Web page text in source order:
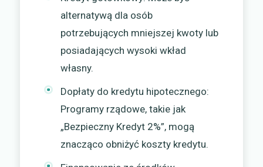
alternatywą dla osób
potrzebujących mniejszej kwoty lub
posiadających wysoki wkład
własny.
Dopłaty do kredytu hipotecznego:
Programy rządowe, takie jak
„Bezpieczny Kredyt 2%”, mogą
znacząco obniżyć koszty kredytu.